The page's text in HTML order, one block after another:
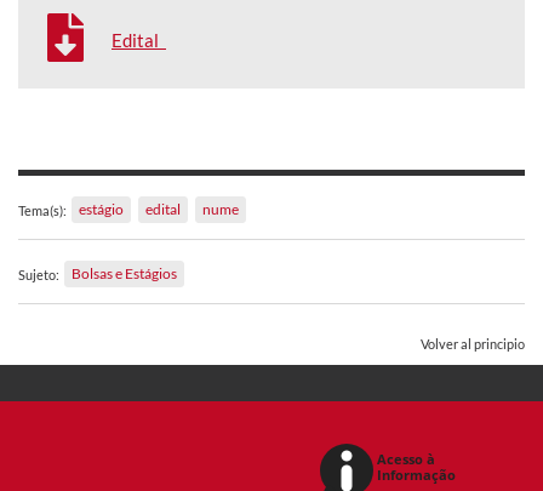
Edital
Tema(s): estágio edital nume
Sujeto: Bolsas e Estágios
Volver al principio